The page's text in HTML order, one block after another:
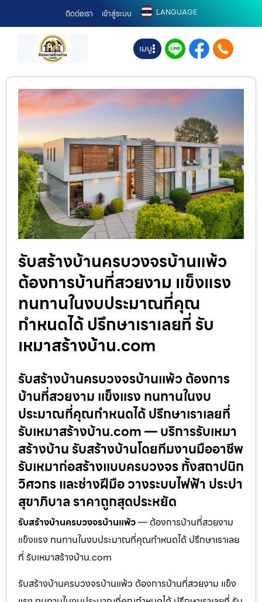
ติดต่อเรา เข้าสู่ระบบ LANGUAGE
เมนู
รับสร้างบ้านครบวงจรบ้านแพ้ว
ต้องการบ้านที่สวยงาม แข็งแรง
ทนทานในงบประมาณที่คุณ
กำหนดได้ ปรึกษาเราเลยที่ รับ
เหมาสร้างบ้าน.com
รับสร้างบ้านครบวงจรบ้านแพ้ว ต้องการ
บ้านที่สวยงาม แข็งแรง ทนทานในงบ
ประมาณที่คุณกำหนดได้ ปรึกษาเราเลยที่
รับเหมาสร้างบ้าน.com — บริการรับเหมา
สร้างบ้าน รับสร้างบ้านโดยทีมงานมืออาชีพ
รับเหมาก่อสร้างแบบครบวงจร ทั้งสถาปนิก
วิศวกร และช่างฝีมือ วางระบบไฟฟ้า ประปา
สุขาภิบาล ราคาถูกสุดประหยัด
รับสร้างบ้านครบวงจรบ้านแพ้ว— ต้องการบ้านที่สวยงาม
แข็งแรง ทนทานในงบประมาณที่คุณกำหนดได้ ปรึกษาเราเลย
ที่ รับเหมาสร้างบ้าน.com
รับสร้างบ้านครบวงจรบ้านแพ้ว ต้องการบ้านที่สวยงาม แข็ง